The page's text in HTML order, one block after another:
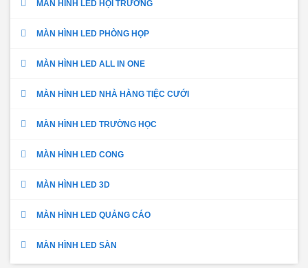
MÀN HÌNH LED HỘI TRƯỜNG
MÀN HÌNH LED PHÒNG HỌP
MÀN HÌNH LED ALL IN ONE
MÀN HÌNH LED NHÀ HÀNG TIỆC CƯỚI
MÀN HÌNH LED TRƯỜNG HỌC
MÀN HÌNH LED CONG
MÀN HÌNH LED 3D
MÀN HÌNH LED QUẢNG CÁO
MÀN HÌNH LED SÀN